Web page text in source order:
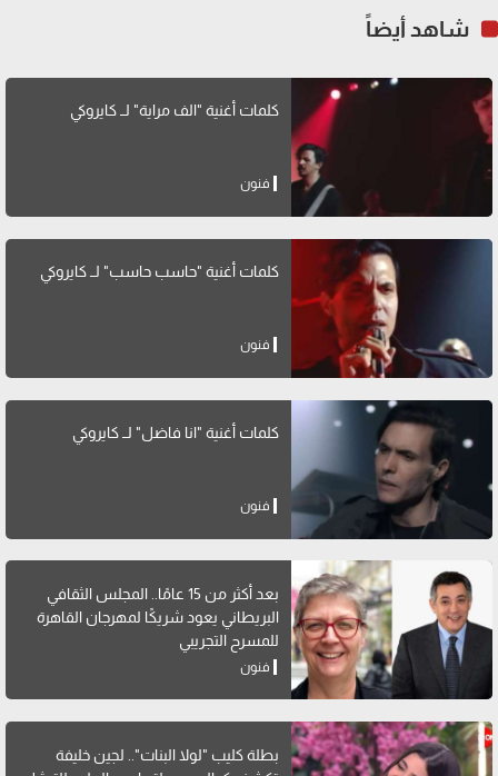
شاهد أيضاً
كلمات أغنية "الف مراية" لــ كايروكي
فنون
كلمات أغنية "حاسب حاسب" لــ كايروكي
فنون
كلمات أغنية "انا فاضل" لــ كايروكي
فنون
بعد أكثر من 15 عامًا.. المجلس الثقافي
البريطاني يعود شريكًا لمهرجان القاهرة
للمسرح التجريبي
فنون
بطلة كليب "لولا البنات".. لجين خليفة